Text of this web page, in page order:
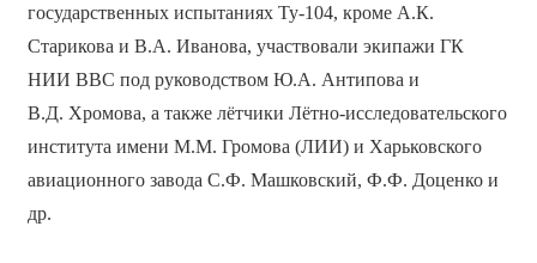
государственных испытаниях Ту-104, кроме А.К.
Старикова и В.А. Иванова, участвовали экипажи ГК
НИИ ВВС под руководством Ю.А. Антипова и
В.Д. Хромова, а также лётчики Лётно-исследовательского
института имени М.М. Громова (ЛИИ) и Харьковского
авиационного завода С.Ф. Машковский, Ф.Ф. Доценко и
др.